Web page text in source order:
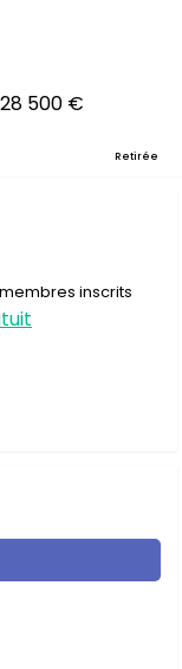
500 €
Retirée
inscrits